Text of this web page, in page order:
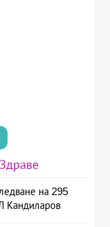
на 295
Кандиларов